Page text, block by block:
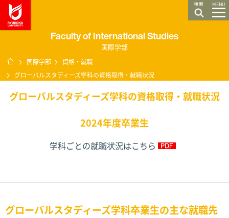
MENU
Faculty of International Studies
国際学部
ホーム
国際学部
資格・就職
グローバルスタディーズ学科の資格取得・就職状況
グローバルスタディーズ学科の資格取得・就職状況
2024年度卒業生
学科ごとの就職状況はこちら
グローバルスタディーズ学科卒業生の主な就職先